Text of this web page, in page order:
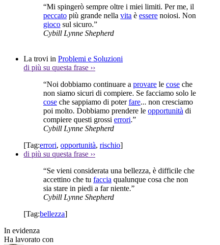
“Mi spingerò sempre oltre i miei limiti. Per me, il
peccato più grande nella vita è essere noiosi. Non
gioco sul sicuro.”
Cybill Lynne Shepherd
La trovi in Problemi e Soluzioni
di più su questa frase ››
“Noi dobbiamo continuare a provare le cose che
non siamo sicuri di compiere. Se facciamo solo le
cose che sappiamo di poterfare... non cresciamo
poi molto. Dobbiamo prendere le opportunità di
compiere questi grossi errori.”
Cybill Lynne Shepherd
[Tag:errori, opportunità, rischio]
di più su questa frase ››
“Se vieni considerata una bellezza, è difficile che
accettino che tu faccia qualunque cosa che non
sia stare in piedi a far niente.”
Cybill Lynne Shepherd
[Tag:bellezza]
In evidenza
Ha lavorato con